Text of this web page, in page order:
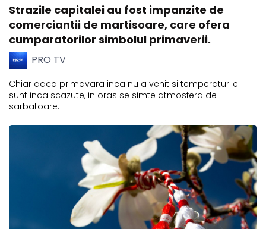
Strazile capitalei au fost impanzite de
comerciantii de martisoare, care ofera
cumparatorilor simbolul primaverii.
PRO TV
Chiar daca primavara inca nu a venit si temperaturile
sunt inca scazute, in oras se simte atmosfera de
sarbatoare.